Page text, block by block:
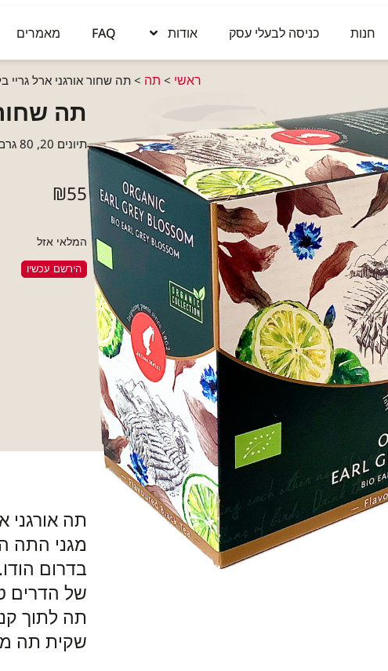
חנות כניסה לבעלי עסק אודות FAQ מאמרים
ראשי > תה >תה שחור אורגני ארל גריי
תה
תיונים 20, 80 גרם
₪55
המלאי אזל
הירשם עכשיו
מגני התה
בדרום
של הדרים
שקית תה מכילה 3 גרם. מושלם